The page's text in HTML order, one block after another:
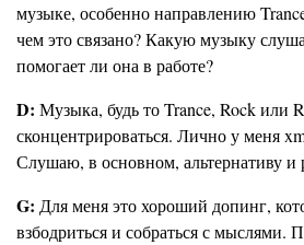
музыке, особенно направлению
чем это связано? Какую музыку
помогает ли она в работе?
D: Музыка, будь то Trance, Rock или
сконцентрироваться. Лично у меня
Слушаю, в основном, альтернативу и
G: Для меня это хороший допинг,
взбодриться и собраться с мыслями.